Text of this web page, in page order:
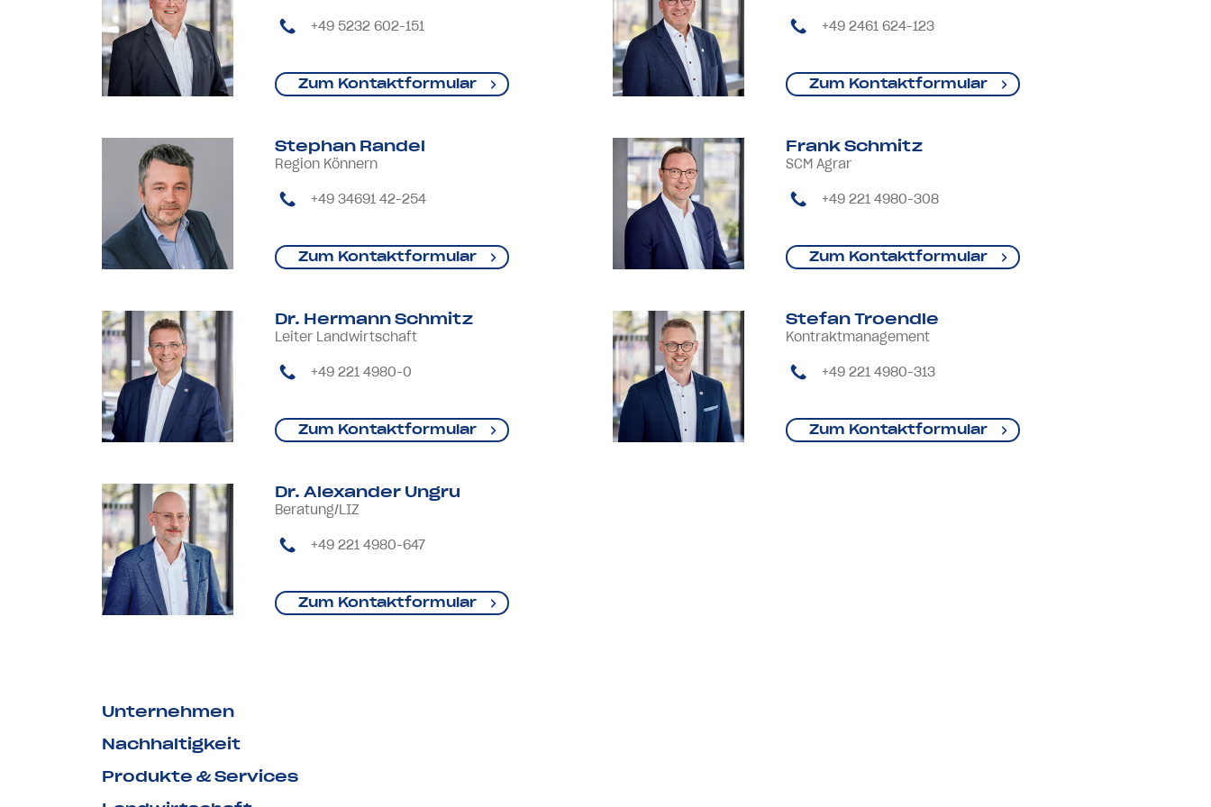
+49 5232 602-151
Zum Kontaktformular
+49 2461 624-123
Zum Kontaktformular
Stephan Randel
Region Könnern
+49 34691 42-254
Zum Kontaktformular
Frank Schmitz
SCM Agrar
+49 221 4980-308
Zum Kontaktformular
Dr. Hermann Schmitz
Leiter Landwirtschaft
+49 221 4980-0
Zum Kontaktformular
Stefan Troendle
Kontraktmanagement
+49 221 4980-313
Zum Kontaktformular
Dr. Alexander Ungru
Beratung/LIZ
+49 221 4980-647
Zum Kontaktformular
Unternehmen
Nachhaltigkeit
Produkte & Services